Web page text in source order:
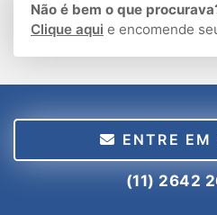
Não é bem o que
Clique aqui e encomende
ENTRE
(11) 2642